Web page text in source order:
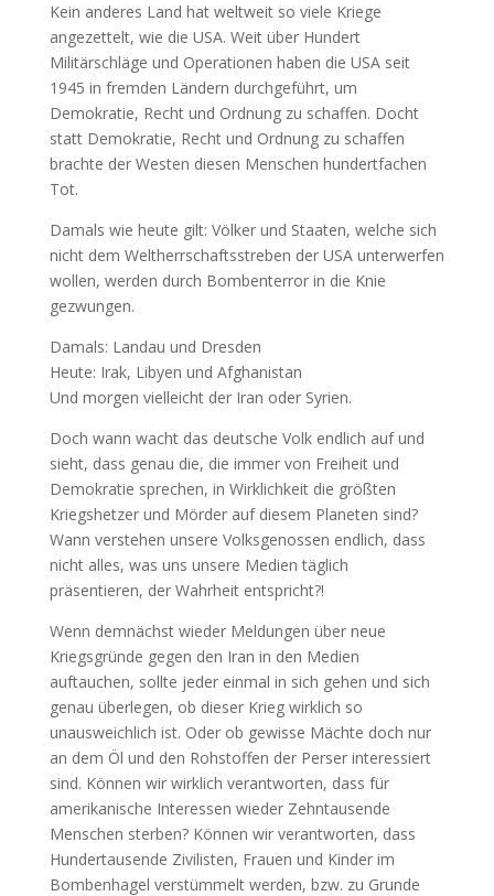
Kein anderes Land hat weltweit so viele Kriege
angezettelt, wie die USA. Weit über Hundert
Militärschläge und Operationen haben die USA seit
1945 in fremden Ländern durchgeführt, um
Demokratie, Recht und Ordnung zu schaffen. Docht
statt Demokratie, Recht und Ordnung zu schaffen
brachte der Westen diesen Menschen hundertfachen
Tot.
Damals wie heute gilt: Völker und Staaten, welche sich
nicht dem Weltherrschaftsstreben der USA unterwerfen
wollen, werden durch Bombenterror in die Knie
gezwungen.
Damals: Landau und Dresden
Heute: Irak, Libyen und Afghanistan
Und morgen vielleicht der Iran oder Syrien.
Doch wann wacht das deutsche Volk endlich auf und
sieht, dass genau die, die immer von Freiheit und
Demokratie sprechen, in Wirklichkeit die größten
Kriegshetzer und Mörder auf diesem Planeten sind?
Wann verstehen unsere Volksgenossen endlich, dass
nicht alles, was uns unsere Medien täglich
präsentieren, der Wahrheit entspricht?!
Wenn demnächst wieder Meldungen über neue
Kriegsgründe gegen den Iran in den Medien
auftauchen, sollte jeder einmal in sich gehen und sich
genau überlegen, ob dieser Krieg wirklich so
unausweichlich ist. Oder ob gewisse Mächte doch nur
an dem Öl und den Rohstoffen der Perser interessiert
sind. Können wir wirklich verantworten, dass für
amerikanische Interessen wieder Zehntausende
Menschen sterben? Können wir verantworten, dass
Hundertausende Zivilisten, Frauen und Kinder im
Bombenhagel verstümmelt werden, bzw. zu Grunde